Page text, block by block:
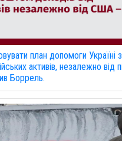
план допомоги Україні
активів, незалежно від
Боррель.